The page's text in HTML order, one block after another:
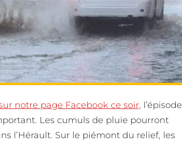
notre page Facebook ce soir, l’épisode
Les cumuls de pluie pourront
l’Hérault. Sur le piémont du relief, les